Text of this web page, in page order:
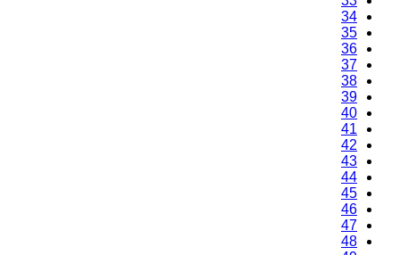
34
35
36
37
38
39
40
41
42
43
44
45
46
47
48